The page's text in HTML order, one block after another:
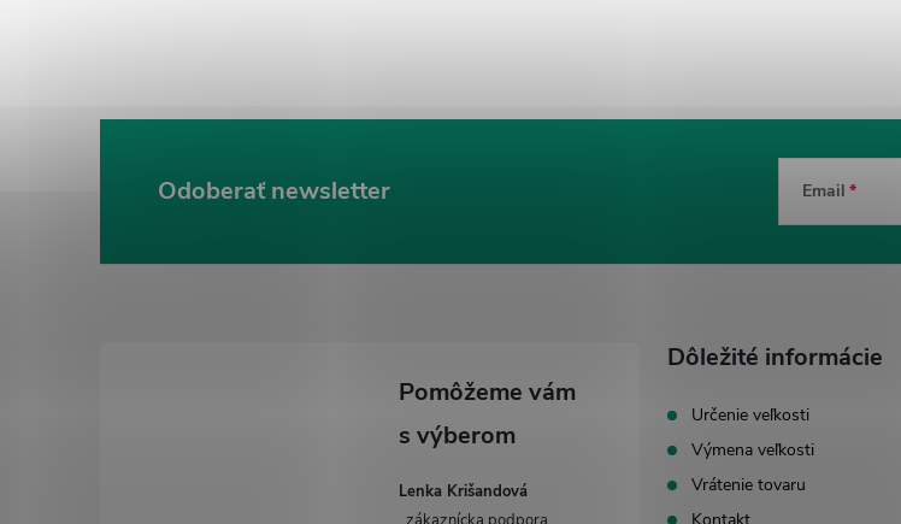
Odoberať newsletter Email
Lenka Krišandová
Dôležité informácie
Určenie veľkosti
Výmena veľkosti
Vrátenie tovaru